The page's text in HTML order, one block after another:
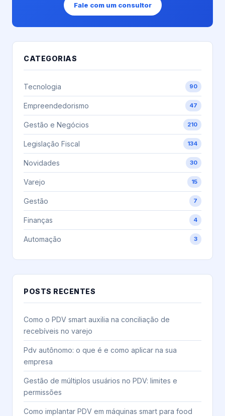
Fale com um consultor
CATEGORIAS
Tecnologia 90
Empreendedorismo 47
Gestão e Negócios 210
Legislação Fiscal 134
Novidades 30
Varejo 15
Gestão 7
Finanças 4
Automação 3
POSTS RECENTES
Como o PDV smart auxilia na conciliação de
recebíveis no varejo
Pdv autônomo: o que é e como aplicar na sua
empresa
Gestão de múltiplos usuários no PDV: limites e
permissões
Como implantar PDV em máquinas smart para food